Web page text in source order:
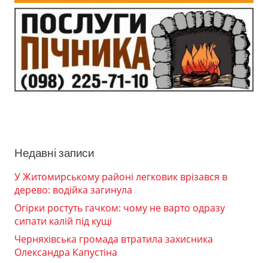
Недавні записи
У Житомирському районі легковик врізався в
дерево: водійка загинула
Огірки ростуть гачком: чому не варто одразу
сипати калій під кущі
Черняхівська громада втратила захисника
Олександра Капустіна